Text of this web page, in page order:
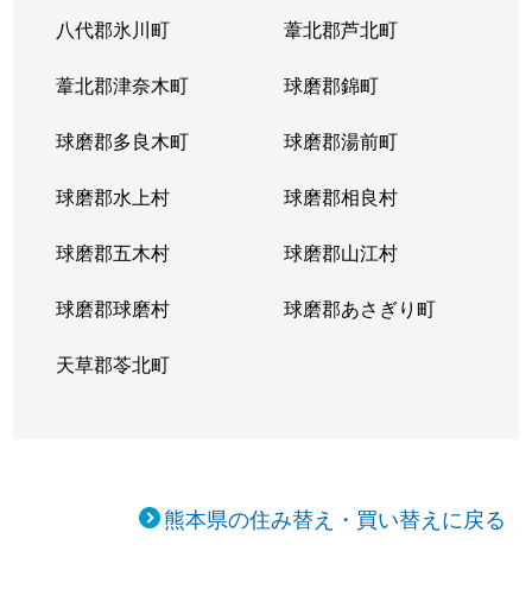
八代郡氷川町 葦北郡芦北町
葦北郡津奈木町 球磨郡錦町
球磨郡多良木町 球磨郡湯前町
球磨郡水上村 球磨郡相良村
球磨郡五木村 球磨郡山江村
球磨郡球磨村 球磨郡あさぎり町
天草郡苓北町
熊本県の住み替え・買い替えに戻る